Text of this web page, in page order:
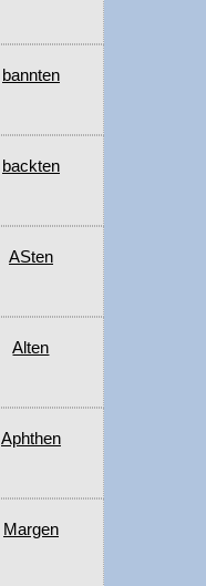
bannten
backten
ASten
Alten
Aphthen
Margen